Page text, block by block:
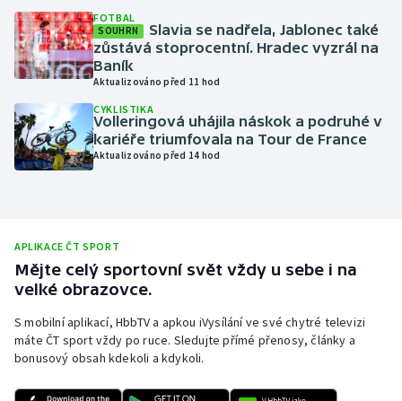
Moderní pětiboj
Motorsport
Olympijské hry
Parasport
Plážový volejbal
Ragby
Rychlobruslení
FOTBAL
SOUHRN
Slavia se nadřela, Jablonec také
zůstává stoprocentní. Hradec vyzrál na
Baník
Aktualizováno před 11 hod
CYKLISTIKA
Volleringová uhájila náskok a podruhé v
kariéře triumfovala na Tour de France
Aktualizováno před 14 hod
APLIKACE ČT SPORT
Mějte celý sportovní svět vždy u sebe i na
velké obrazovce.
S mobilní aplikací, HbbTV a apkou iVysílání ve své chytré televizi
máte ČT sport vždy po ruce. Sledujte přímé přenosy, články a
bonusový obsah kdekoli a kdykoli.